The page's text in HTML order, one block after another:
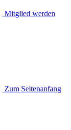
Mitglied werden
Zum Seitenanfang